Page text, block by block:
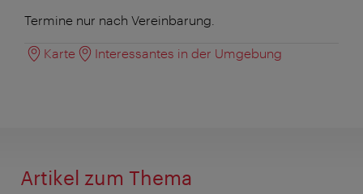
Termine nur nach Vereinbarung.
Karte Interessantes in der Umgebung
Artikel zum Thema